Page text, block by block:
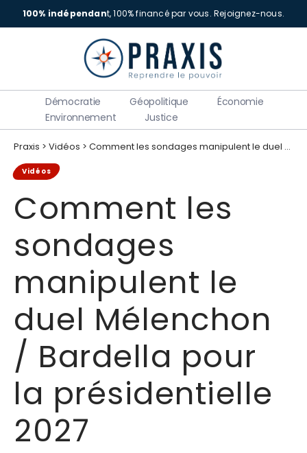
100% indépendant, 100% financé par vous.Rejoignez-nous.
Démocratie Géopolitique
Économie
Environnement
Justice
Praxis > Vidéos > Comment les sondages manipulent le duel Mélenchon / Bardella pour la présidentielle 2027
Vidéos
Comment les
sondages
manipulent le
duel Mélenchon
/ Bardella pour
la présidentielle
2027